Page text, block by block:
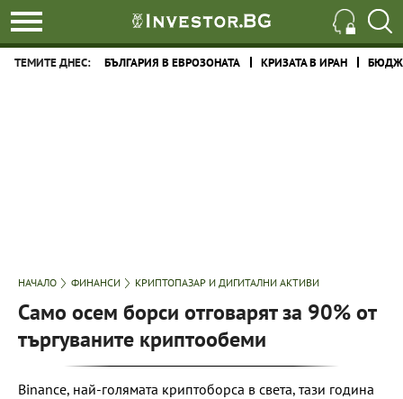
ТЕМИТЕ ДНЕС: БЪЛГАРИЯ В ЕВРОЗОНАТА КРИЗАТА В ИРАН
НАЧАЛО ФИНАНСИ КРИПТОПАЗАР И ДИГИТАЛНИ АКТИВИ
Само осем борси отговарят за 90% от
търгуваните криптообеми
Binance, най-голямата криптоборса в света, тази година